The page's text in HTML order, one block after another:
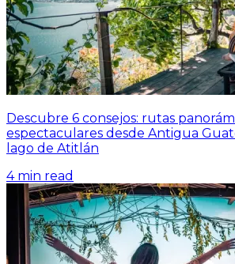
Descubre 6 consejos: rutas
espectaculares desde Antigua
lago de Atitlán
4min read